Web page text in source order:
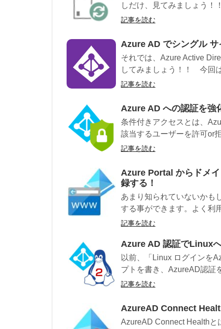
しだけ、見てみましょう！
記事を読む
Azure AD でシングル
それでは、Azure Active
してみましょう！！ 今回
記事を読む
Azure AD への認証を強
条件付きアクセスとは、
該当するユーザーを許可or
記事を読む
Azure Portal からドメ
録する！
あまり知られていないかも
する事ができます。よく利
記事を読む
Azure AD 認証でLinux
以前、「Linux ログインを
プトを書き、AzureAD認証
記事を読む
AzureAD Connect
AzureAD Connect Healthと